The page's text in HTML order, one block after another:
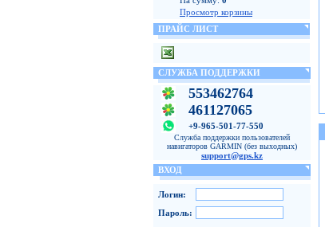
Просмотр корзины
ПРАЙС ЛИСТ
СЛУЖБА ПОДДЕРЖКИ
553462764
461127065
+9-965-501-77-550
Служба поддержки пользователей
навигаторов GARMIN (без выходных)
support@gps.kz
ВХОД
Логин:
Пароль: